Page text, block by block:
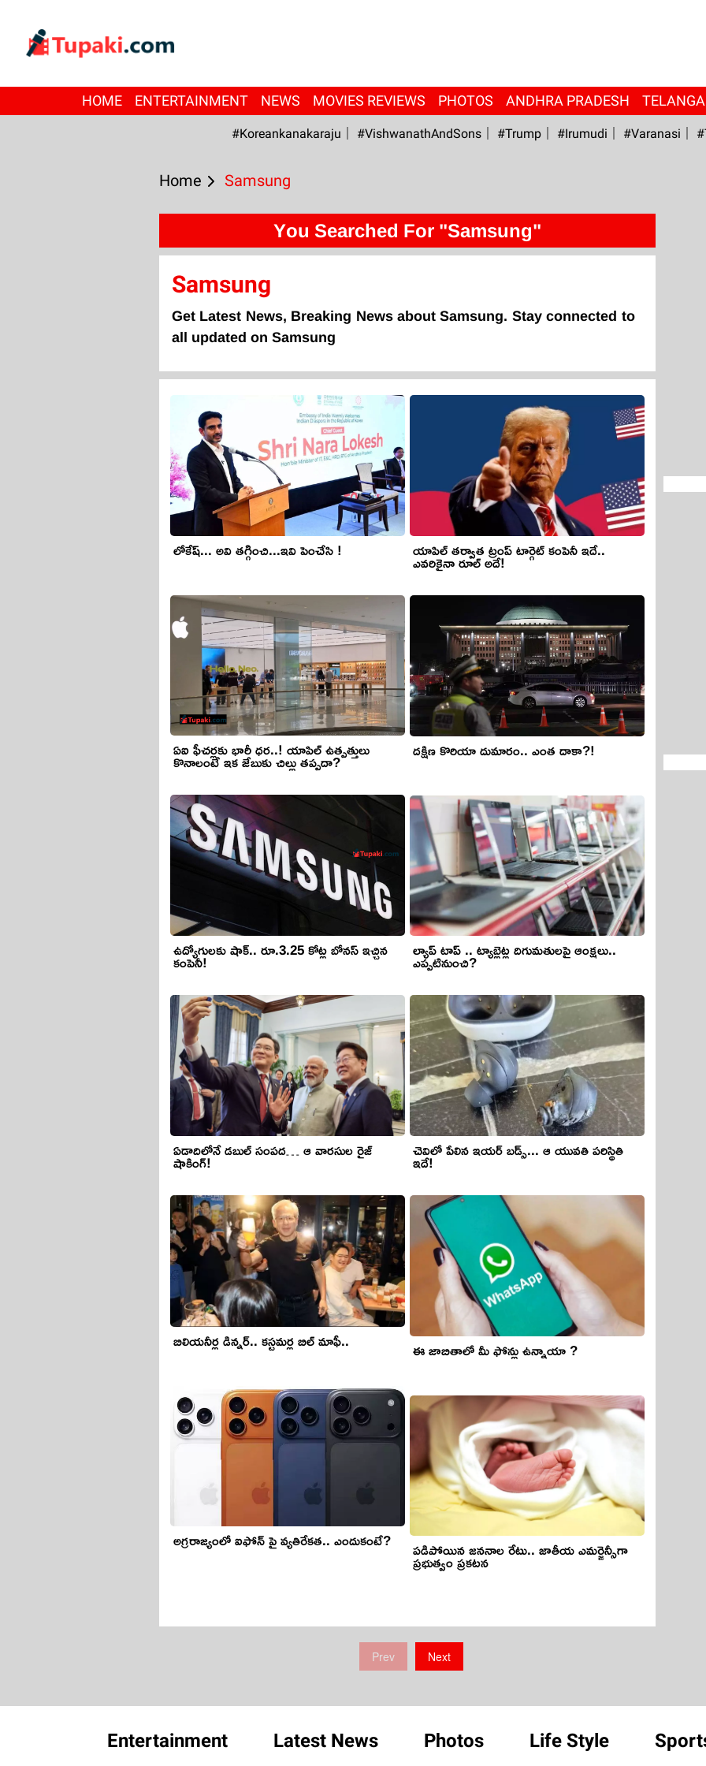
HOME ENTERTAINMENT NEWS MOVIES REVIEWS PHOTOS ANDHRA PRADESH
#Koreankanakaraju #VishwanathAndSons #Trump #irumudi #Varanasi
Home Samsung
You Searched For "Samsung"
Samsung
Get Latest News, Breaking News about Samsung. Stay connected to
all updated on Samsung
లోకేష్... అవి తగ్గించి...ఇవి పెంచేసి !
ఏఐ ఫీచర్లకు భారీ ధర..! యాపిల్ ఉత్పత్తులు
కొనాలంటే ఇక జేబుకు చిల్లు తప్పదా?
ఉద్యోగులకు షాక్.. రూ.3.25 కోట్ల బోనస్ ఇచ్చిన
కంపెనీ!
ఏడాదిలోనే డబుల్ సంపద… ఆ వారసుల రైజ్
షాకింగ్!
బిలియనీర్ల డిన్నర్.. కస్టమర్ల బిల్ మాఫీ..
అగ్రరాజ్యంలో ఐఫోన్ పై వ్యతిరేకత.. ఎందుకంటే?
యాపిల్ తర్వాత ట్రంప్ టార్గెట్ కంపెనీ ఇదే.. ఎవరికైనా రూల్ అదే!
ద‌క్షిణ కొరియా దుమారం.. ఎంత దాకా?!
ల్యాప్ టాప్ .. ట్యాబ్లెట్ల దిగుమతులపై ఆంక్షలు..
ఎప్పటినుంచి?
చెవిలో పేలిన ఇయర్ బడ్స్... ఆ యువతి పరిస్థితి
ఇదే!
ఈ జాబితాలో మీ ఫోన్లు ఉన్నాయా ?
పడిపోయిన జననాల రేటు.. జాతీయ ఎమర్జెన్సీగా
ప్రభుత్వం ప్రకటన
Prev Next
Entertainment Latest News Photos Life Style